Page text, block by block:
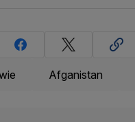
Afganistan